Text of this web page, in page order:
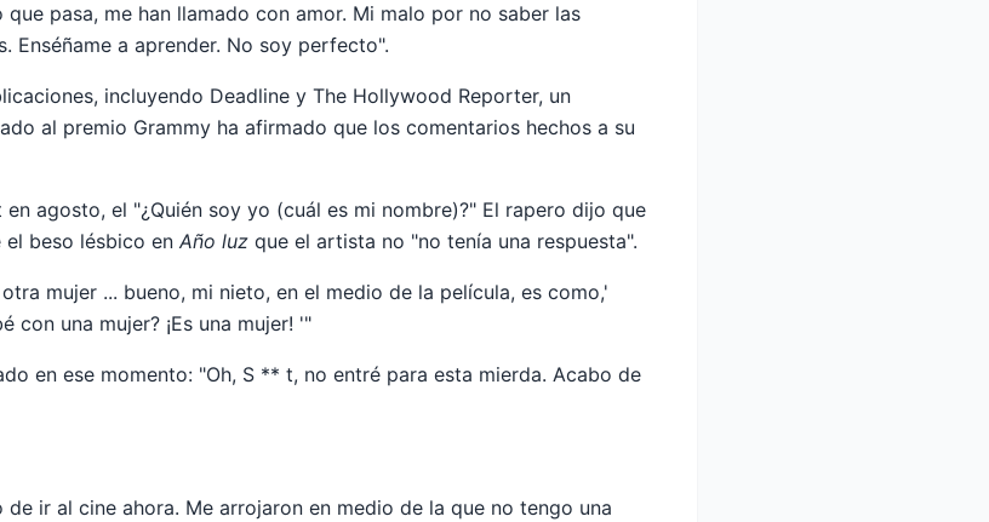
pasa, me han llamado con amor. Mi malo por no saber las
Enséñame a aprender. No soy perfecto".
incluyendo Deadline y The Hollywood Reporter, un
al premio Grammy ha afirmado que los comentarios hechos a su
en agosto, el "¿Quién soy yo (cuál es mi nombre)?" El rapero dijo que
el beso lésbico en Año luz que el artista no "no tenía una respuesta".
mujer ... bueno, mi nieto, en el medio de la película, es como,'
con una mujer? ¡Es una mujer! '"
en ese momento: "Oh, S ** t, no entré para esta mierda. Acabo de
ir al cine ahora. Me arrojaron en medio de la que no tengo una